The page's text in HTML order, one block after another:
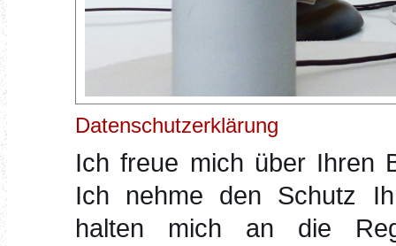
Datenschutzerklärung
Ich freue mich über Ihren
Ich nehme den Schutz
halten mich an die